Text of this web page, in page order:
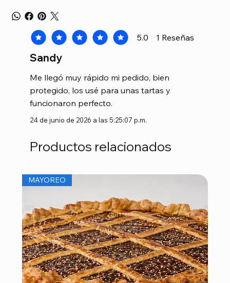
5.0 1 Reseñas
la calificación promedio es 5 de 5, basada en 1
Sandy
Me llegó muy rápido mi pedido, bien
protegido, los usé para unas tartas y
funcionaron perfecto.
24 de junio de 2026 a las 5:25:07 p.m.
Productos relacionados
MAYOREO